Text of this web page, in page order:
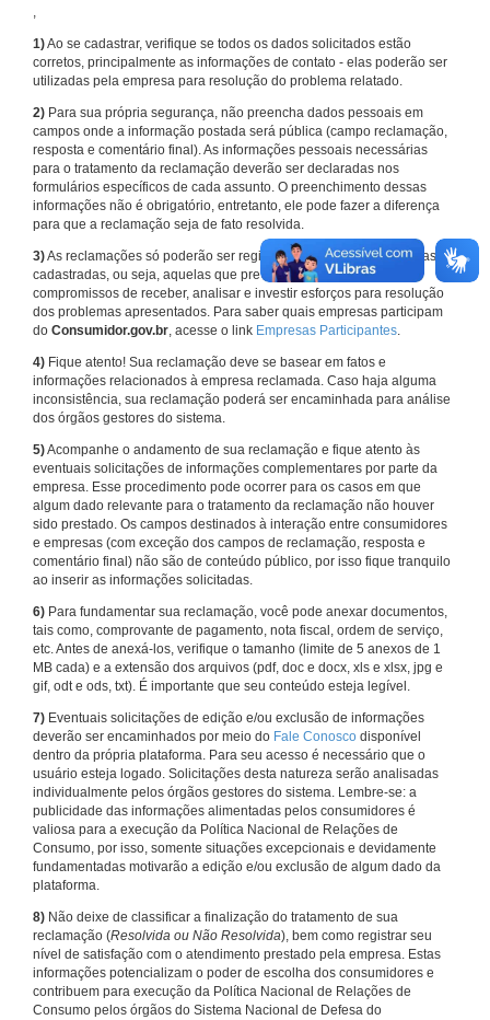
,
1)Ao se cadastrar, verifique se todos os dados solicitados estão
corretos, principalmente as informações de contato - elas poderão ser
utilizadas pela empresa para resolução do problema relatado.
2) Para sua própria segurança, não preencha dados pessoais em
campos onde a informação postada será pública (campo reclamação,
resposta e comentário final). As informações pessoais necessárias
para o tratamento da reclamação deverão ser declaradas nos
formulários específicos de cada assunto. O preenchimento dessas
informações não é obrigatório, entretanto, ele pode fazer a diferença
para que a reclamação seja de fato resolvida.
3)As reclamações só poderão ser registradas em face de empresas
cadastradas, ou seja, aquelas que previamente assumiram
compromissos de receber, analisar e investir esforços para resolução
dos problemas apresentados. Para saber quais empresas participam
do Consumidor.gov.br, acesse o link Empresas Participantes.
4) Fique atento! Sua reclamação deve se basear em fatos e
informações relacionados à empresa reclamada. Caso haja alguma
inconsistência, sua reclamação poderá ser encaminhada para análise
dos órgãos gestores do sistema.
5)Acompanhe o andamento de sua reclamação e fique atento às
eventuais solicitações de informações complementares por parte da
empresa. Esse procedimento pode ocorrer para os casos em que
algum dado relevante para o tratamento da reclamação não houver
sido prestado. Os campos destinados à interação entre consumidores
e empresas (com exceção dos campos de reclamação, resposta e
comentário final) não são de conteúdo público, por isso fique tranquilo
ao inserir as informações solicitadas.
6) Para fundamentar sua reclamação, você pode anexar documentos,
tais como, comprovante de pagamento, nota fiscal, ordem de serviço,
etc. Antes de anexá-los, verifique o tamanho (limite de 5 anexos de 1
MB cada) e a extensão dos arquivos (pdf, doc e docx, xls e xlsx, jpg e
gif, odt e ods, txt). É importante que seu conteúdo esteja legível.
7) Eventuais solicitações de edição e/ou exclusão de informações
deverão ser encaminhados por meio do Fale Conosco disponível
dentro da própria plataforma. Para seu acesso é necessário que o
usuário esteja logado. Solicitações desta natureza serão analisadas
individualmente pelos órgãos gestores do sistema. Lembre-se: a
publicidade das informações alimentadas pelos consumidores é
valiosa para a execução da Política Nacional de Relações de
Consumo, por isso, somente situações excepcionais e devidamente
fundamentadas motivarão a edição e/ou exclusão de algum dado da
plataforma.
8) Não deixe de classificar a finalização do tratamento de sua
reclamação (Resolvida ou Não Resolvida), bem como registrar seu
nível de satisfação com o atendimento prestado pela empresa. Estas
informações potencializam o poder de escolha dos consumidores e
contribuem para execução da Política Nacional de Relações de
Consumo pelos órgãos do Sistema Nacional de Defesa do